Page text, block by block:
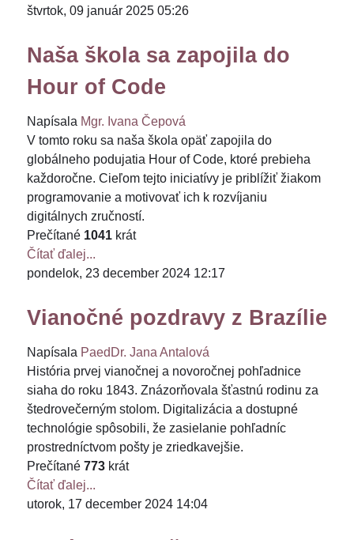
štvrtok, 09 január 2025 05:26
Naša škola sa zapojila do
Hour of Code
Napísala Mgr. Ivana Čepová
V tomto roku sa naša škola opäť zapojila do
globálneho podujatia Hour of Code, ktoré prebieha
každoročne. Cieľom tejto iniciatívy je priblížiť žiakom
programovanie a motivovať ich k rozvíjaniu
digitálnych zručností.
Prečítané 1041 krát
Čítať ďalej...
pondelok, 23 december 2024 12:17
Vianočné pozdravy z Brazílie
Napísala PaedDr. Jana Antalová
História prvej vianočnej a novoročnej pohľadnice
siaha do roku 1843. Znázorňovala šťastnú rodinu za
štedrovečerným stolom. Digitalizácia a dostupné
technológie spôsobili, že zasielanie pohľadníc
prostredníctvom pošty je zriedkavejšie.
Prečítané 773 krát
Čítať ďalej...
utorok, 17 december 2024 14:04